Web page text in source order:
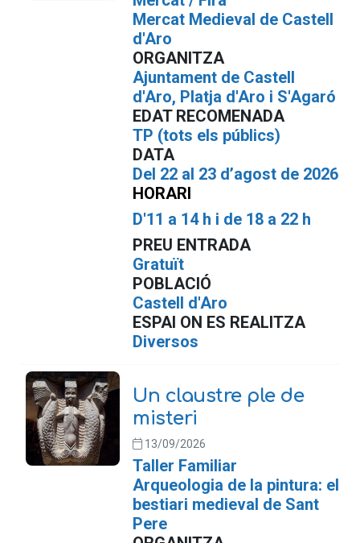
Mercat Medieval de Castell
d'Aro
ORGANITZA
Ajuntament de Castell
d'Aro, Platja d'Aro i S'Agaró
EDAT RECOMENADA
TP (tots els públics)
DATA
Del 22 al 23 d’agost de 2026
HORARI
D'11 a 14 h i de 18 a 22 h
PREU ENTRADA
Gratuït
POBLACIÓ
Castell d'Aro
ESPAI ON ES REALITZA
Diversos
Un claustre ple de
misteri
13/09/2026
Taller Familiar
Arqueologia de la pintura: el
bestiari medieval de Sant
Pere